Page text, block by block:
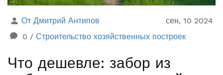
От Дмитрий Антипов
сен, 10 2024
0 / Строительство хозяйственных построек
Что дешевле: забор из